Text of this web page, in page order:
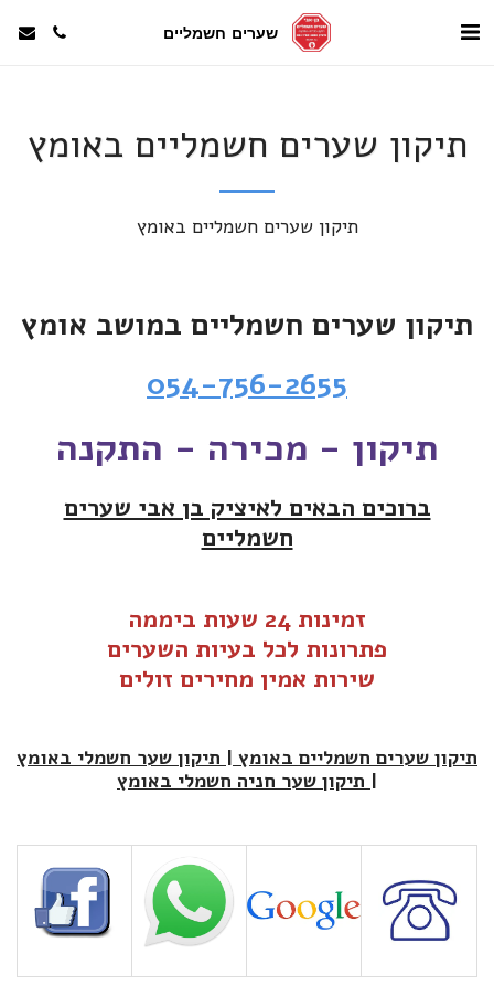
שערים חשמליים
תיקון שערים חשמליים באומץ
תיקון שערים חשמליים באומץ
תיקון שערים חשמליים במושב אומץ
054-756-2655
תיקון - מכירה - התקנה
ברוכים הבאים לאיציק בן אבי שערים
חשמליים
זמינות 24 שעות ביממה
פתרונות לכל בעיות השערים
שירות אמין מחירים זולים
תיקון שערים חשמליים באומץ | תיקון שער חשמלי באומץ
| תיקון שער חניה חשמלי באומץ